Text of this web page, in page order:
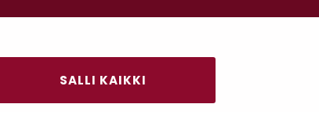
SALLI KAIKKI